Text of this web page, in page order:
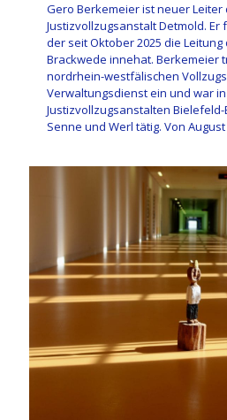
Gero Berkemeier ist neuer Leiter
Justizvollzugsanstalt Detmold. Er
der seit Oktober 2025 die Leitung
Brackwede innehat. Berkemeier
nordrhein-westfälischen
Verwaltungsdienst ein und war
Justizvollzugsanstalten
Senne und Werl tätig. Von August